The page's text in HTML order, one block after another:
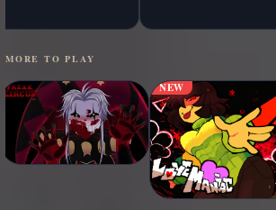
MORE TO PLAY
NEW